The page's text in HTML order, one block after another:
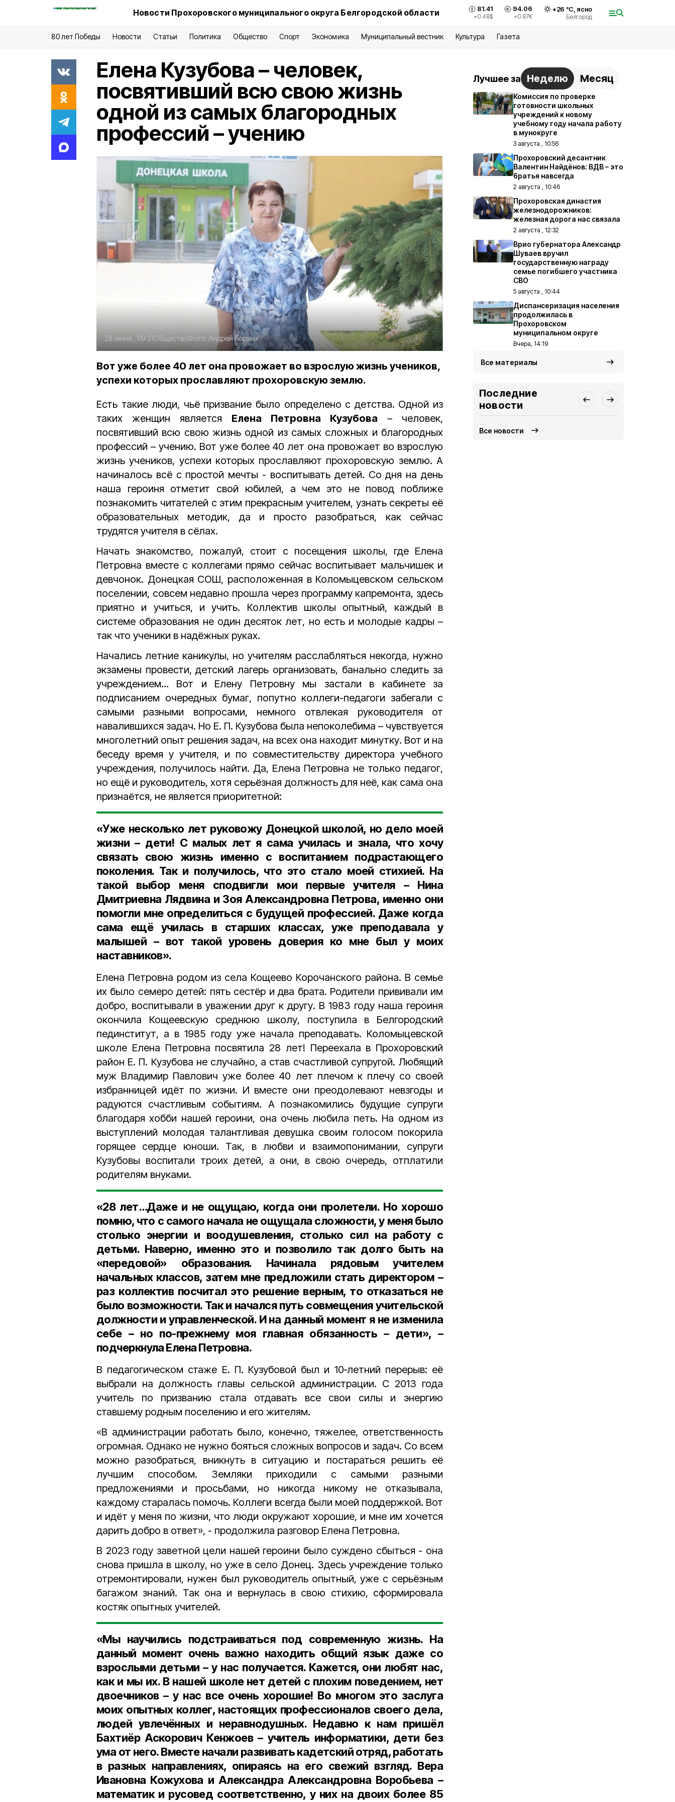
Новости Прохоровского муниципального округа Белгородской области 81.41
+0.48$
94.06
+0.87€
+26 °С, ясно
Белгород
80 лет Победы Новости Статьи Политика Общество Спорт Экономика Муниципальный вестник Культура Газета
Елена Кузубова – человек,
посвятивший всю свою жизнь
одной из самых благородных
профессий – учению
28 июня , 09:31ОбществоФото: Андрей Борзых
Вот уже более 40 лет она провожает во взрослую жизнь учеников,
успехи которых прославляют прохоровскую землю.
Есть такие люди, чьё призвание было определено с детства. Одной из
таких женщин является Елена Петровна Кузубова – человек,
посвятивший всю свою жизнь одной из самых сложных и благородных
профессий –учению. Вот уже более 40 лет она провожает во взрослую
жизнь учеников, успехи которых прославляют прохоровскую землю. А
начиналось всё с простой мечты - воспитывать детей. Со дня на день
наша героиня отметит свой юбилей, а чем это не повод поближе
познакомить читателей с этим прекрасным учителем, узнать секреты её
образовательных методик, да и просто разобраться, как сейчас
трудятся учителя в сёлах.
Начать знакомство, пожалуй, стоит с посещения школы, где Елена
Петровна вместе с коллегами прямо сейчас воспитывает мальчишек и
девчонок. Донецкая СОШ, расположенная в Коломыцевском сельском
поселении, совсем недавно прошла через программу капремонта, здесь
приятно и учиться, и учить. Коллектив школы опытный, каждый в
системе образования не один десяток лет, но есть и молодые кадры –
так что ученики в надёжных руках.
Начались летние каникулы, но учителям расслабляться некогда, нужно
экзамены провести, детский лагерь организовать, банально следить за
учреждением… Вот и Елену Петровну мы застали в кабинете за
подписанием очередных бумаг, попутно коллеги-­педагоги забегали с
самыми разными вопросами, немного отвлекая руководителя от
навалившихся задач. Но Е. П. Кузубова была непоколебима – чувствуется
многолетний опыт решения задач, на всех она находит минутку. Вот и на
беседу время у учителя, и по совместительству директора учебного
учреждения, получилось найти. Да, Елена Петровна не только педагог,
но ещё и руководитель, хотя серьёзная должность для неё, как сама она
признаётся, не является приоритетной:
«Уже несколько лет руковожу Донецкой школой, но дело моей
жизни–дети! С малых лет я сама училась и знала, что хочу
связать свою жизнь именно с воспитанием подрастающего
поколения. Так и получилось, что это стало моей стихией. На
такой выбор меня сподвигли мои первые учителя –Нина
Дмитриевна Лядвина и Зоя Александровна Петрова, именно они
помогли мне определиться с будущей профессией. Даже когда
сама ещё училась в старших классах, уже преподавала у
малышей –вот такой уровень доверия ко мне был у моих
наставников».
Елена Петровна родом из села Кощеево Корочанского района. В семье
их было семеро детей: пять сестёр и два брата. Родители прививали им
добро, воспитывали в уважении друг к другу. В 1983 году наша героиня
окончила Кощеевскую среднюю школу, поступила в Белгородский
пединститут, а в 1985 году уже начала преподавать. Коломыцевской
школе Елена Петровна посвятила 28 лет! Переехала в Прохоровский
район Е. П. Кузубова не случайно, а став счастливой супругой. Любящий
муж Владимир Павлович уже более 40 лет плечом к плечу со своей
избранницей идёт по жизни. И вместе они преодолевают невзгоды и
радуются счастливым событиям. А познакомились будущие супруги
благодаря хобби нашей героини, она очень любила петь. На одном из
выступлений молодая талантливая девушка своим голосом покорила
горящее сердце юноши. Так, в любви и взаимопонимании, супруги
Кузубовы воспитали троих детей, а они, в свою очередь, отплатили
родителям внуками.
«28 лет…Даже и не ощущаю, когда они пролетели. Но хорошо
помню, что с самого начала не ощущала сложности, у меня было
столько энергии и воодушевления, столько сил на работу с
детьми. Наверно, именно это и позволило так долго быть на
«передовой» образования. Начинала рядовым учителем
начальных классов, затем мне предложили стать директором –
раз коллектив посчитал это решение верным, то отказаться не
было возможности. Так и начался путь совмещения учительской
должности и управленческой. И на данный момент я не изменила
себе –но по-прежнему моя главная обязанность–дети», –
подчеркнула Елена Петровна.
В педагогическом стаже Е. П. Кузубовой был и 10‑летний перерыв: её
выбрали на должность главы сельской администрации. С 2013 года
учитель по призванию стала отдавать все свои силы и энергию
ставшему родным поселению и его жителям.
«В администрации работать было, конечно, тяжелее, ответственность
огромная. Однако не нужно бояться сложных вопросов и задач. Со всем
можно разобраться, вникнуть в ситуацию и постараться решить её
лучшим способом. Земляки приходили с самыми разными
предложениями и просьбами, но никогда никому не отказывала,
каждому старалась помочь. Коллеги всегда были моей поддержкой. Вот
и идёт у меня по жизни, что люди окружают хорошие, и мне им хочется
дарить добро в ответ», - продолжила разговор Елена Петровна.
В 2023 году заветной цели нашей героини было суждено сбыться - она
снова пришла в школу, но уже в село Донец. Здесь учреждение только
отремонтировали, нужен был руководитель опытный, уже с серьёзным
багажом знаний. Так она и вернулась в свою стихию, сформировала
костяк опытных учителей.
«Мы научились подстраиваться под современную жизнь. На
данный момент очень важно находить общий язык даже со
взрослыми детьми–у нас получается. Кажется, они любят нас,
как и мы их. В нашей школе нет детей с плохим поведением, нет
двоечников–у нас все очень хорошие! Во многом это заслуга
моих опытных коллег, настоящих профессионалов своего дела,
людей увлечённых и неравнодушных. Недавно к нам пришёл
Бахтиёр Аскорович Кенжоев–учитель информатики, дети без
ума от него. Вместе начали развивать кадетский отряд, работать
в разных направлениях, опираясь на его свежий взгляд. Вера
Ивановна Кожухова и Александра Александровна Воробьева –
математик и русовед соответственно, у них на двоих более 85
Лучшее за Неделю Месяц
Комиссия по проверке
готовности школьных
учреждений к новому
учебному году начала работу
в мунокруге
3 августа , 10:56
Прохоровский десантник
Валентин Найдёнов: ВДВ – это
братья навсегда
2 августа , 10:46
Прохоровская династия
железнодорожников:
железная дорога нас связала
2 августа , 12:32
Врио губернатора Александр
Шуваев вручил
государственную награду
семье погибшего участника
СВО
5 августа , 10:44
Диспансеризация населения
продолжилась в
Прохоровском
муниципальном округе
Вчера, 14:19
Все материалы
Последние
новости
Все новости